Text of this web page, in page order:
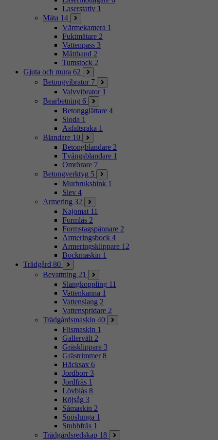
Laserstativ 1
Mäta 14
Värmekamera 1
Fuktmätare 2
Vattenpass 3
Måttband 2
Tumstock 2
Gjuta och mura 62
Betongvibrator 7
Valvvibrator 1
Bearbetning 6
Betongglättare 4
Sloda 1
Asfaltsraka 1
Blandare 10
Betongblandare 2
Tvångsblandare 1
Omrörare 7
Betongverktyg 5
Murbrukshink 1
Slev 4
Armering 32
Najomat 11
Formlås 2
Formstagspännare 2
Armeringsbock 4
Armeringsklippare 12
Bockmaskin 1
Trädgård 80
Bevattning 21
Slangkoppling 11
Vattenkanna 1
Vattenslang 2
Vattenspridare 2
Trädgårdsmaskin 40
Flismaskin 1
Gallervält 2
Gräsklippare 3
Grästrimmer 8
Häcksax 6
Jordborr 3
Jordfräs 1
Lövblås 8
Röjsåg 3
Såmaskin 2
Snöslunga 1
Stubbfräs 1
Trädgårdsredskap 18